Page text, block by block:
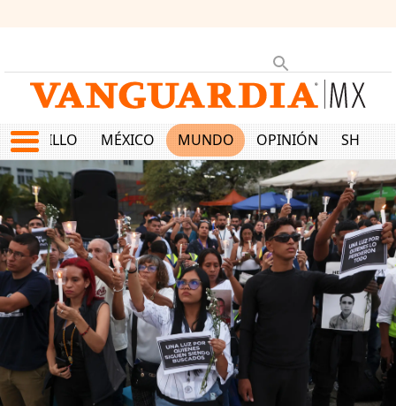
SALTILLO MÉXICO MUNDO OPINIÓN SHOW